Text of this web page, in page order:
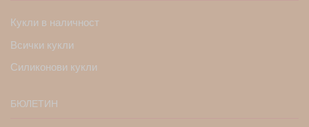
Кукли в наличност
Всички кукли
Силиконови кукли
БЮЛЕТИН